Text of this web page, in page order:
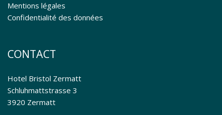
Mentions légales
Confidentialité des données
CONTACT
Hotel Bristol Zermatt
Schluhmattstrasse 3
3920 Zermatt